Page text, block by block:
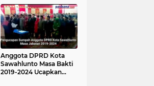
Anggota DPRD Kota
Sawahlunto Masa Bakti
2019-2024 Ucapkan